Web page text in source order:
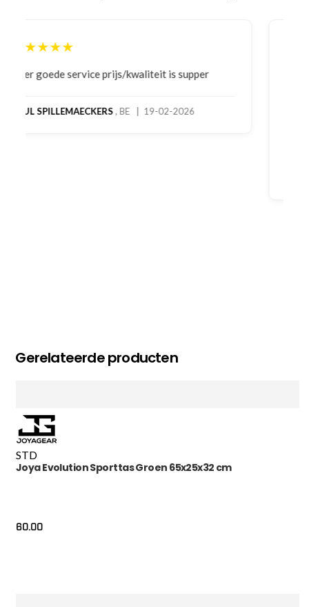
★★★★★
Bestelling gedaan vanwege goede prijzen en
bestelling al ontvangen met gifts, waardoor je
Gerelateerde producten
STD
Joya Evolution Sporttas Groen 65x25x32 cm
60.00